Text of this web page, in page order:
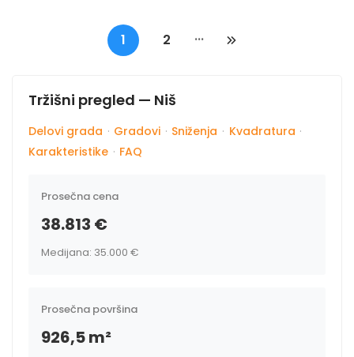
1 2 ...
Tržišni pregled — Niš
Delovi grada · Gradovi · Sniženja · Kvadratura ·
Karakteristike · FAQ
Prosečna cena
38.813 €
Medijana: 35.000 €
Prosečna površina
926,5 m²